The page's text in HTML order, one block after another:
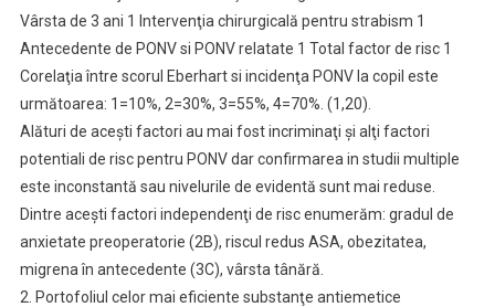
Vârsta de 3 ani 1 Intervenţia chirurgicală pentru strabism 1
Antecedente de PONV si PONV relatate 1 Total factor de risc 1
Corelaţia între scorul Eberhart si incidenţa PONV la copil este
următoarea: 1=10%, 2=30%, 3=55%, 4=70%. (1,20).
Alături de aceşti factori au mai fost incriminaţi şi alţi factori
potentiali de risc pentru PONV dar confirmarea in studii multiple
este inconstantă sau nivelurile de evidentă sunt mai reduse.
Dintre aceşti factori independenţi de risc enumerăm: gradul de
anxietate preoperatorie (2B), riscul redus ASA, obezitatea,
migrena în antecedente (3C), vârsta tânără.
2. Portofoliul celor mai eficiente substanţe antiemetice